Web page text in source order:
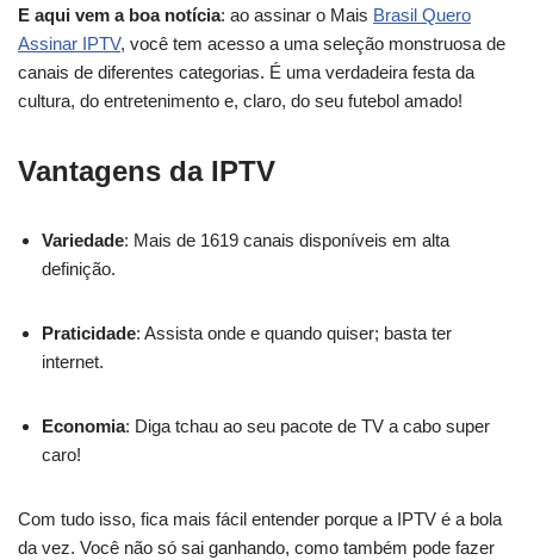
E aqui vem a boa notícia: ao assinar o Mais Brasil Quero
Assinar IPTV, você tem acesso a uma seleção monstruosa de
canais de diferentes categorias. É uma verdadeira festa da
cultura, do entretenimento e, claro, do seu futebol amado!
Vantagens da IPTV
Variedade: Mais de 1619 canais disponíveis em alta
definição.
Praticidade: Assista onde e quando quiser; basta ter
internet.
Economia: Diga tchau ao seu pacote de TV a cabo super
caro!
Com tudo isso, fica mais fácil entender porque a IPTV é a bola
da vez. Você não só sai ganhando, como também pode fazer